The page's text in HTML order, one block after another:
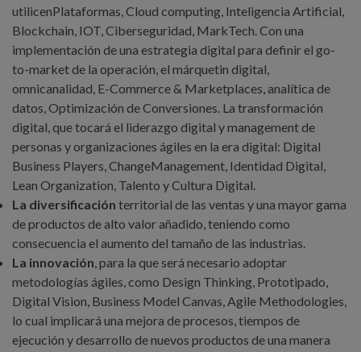
utilicenPlataformas, Cloud computing, Inteligencia Artificial,
Blockchain, IOT, Ciberseguridad, MarkTech. Con una
implementación de una estrategia digital para definir el go-
to-market de la operación, el márquetin digital,
omnicanalidad, E-Commerce & Marketplaces, analítica de
datos, Optimización de Conversiones. La transformación
digital, que tocará el liderazgo digital y management de
personas y organizaciones ágiles en la era digital: Digital
Business Players, ChangeManagement, Identidad Digital,
Lean Organization, Talento y Cultura Digital.
La diversificación territorial de las ventas y una mayor gama
de productos de alto valor añadido, teniendo como
consecuencia el aumento del tamaño de las industrias.
La innovación , para la que será necesario adoptar
metodologías ágiles, como Design Thinking, Prototipado,
Digital Vision, Business Model Canvas, Agile Methodologies,
lo cual implicará una mejora de procesos, tiempos de
ejecución y desarrollo de nuevos productos de una manera